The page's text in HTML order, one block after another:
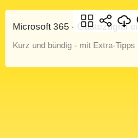
Microsoft 365 - Gästezugriff
Kurz und bündig - mit Extra-Tipps